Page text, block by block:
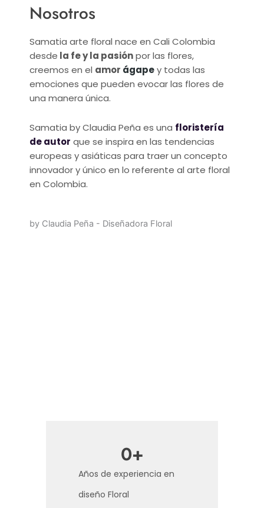
Nosotros
Samatia arte floral nace en Cali Colombia
desde la fe y la pasiónpor las flores,
creemos en el amor ágapey todas las
emociones que pueden evocar las flores de
una manera única.
Samatia by Claudia Peña es una floristería
de autor que se inspira en las tendencias
europeas y asiáticas para traer un concepto
innovador y único en lo referente al arte floral
en Colombia.
by Claudia Peña - Diseñadora Floral
Años de experiencia en
diseño Floral
0+